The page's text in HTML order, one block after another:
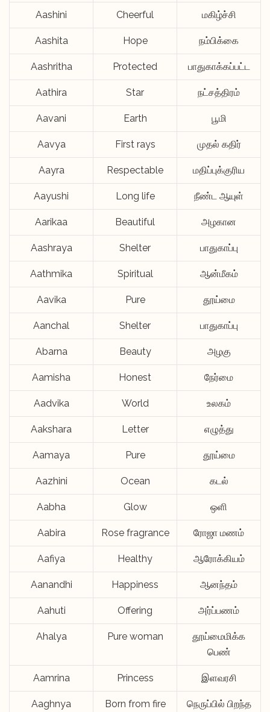
Aashini Cheerful மகிழ்ச்சி
Aashita Hope நம்பிக்கை
Aashritha Protected பாதுகாக்கப்பட்ட
Aathira Star நட்சத்திரம்
Aavani Earth பூமி
Aavya First rays முதல் கதிர்
Aayra Respectable மதிப்புக்குரிய
Aayushi Long life நீண்ட ஆயுள்
Aarikaa Beautiful அழகான
Aashraya Shelter பாதுகாப்பு
Aathmika Spiritual ஆன்மீகம்
Aavika Pure தூய்மை
Aanchal Shelter பாதுகாப்பு
Abarna Beauty அழகு
Aamisha Honest நேர்மை
Aadvika World உலகம்
Aakshara Letter எழுத்து
Aamaya Pure தூய்மை
Aazhini Ocean கடல்
Aabha Glow ஒளி
Aabira Rose fragrance ரோஜா மணம்
Aafiya Healthy ஆரோக்கியம்
Aanandhi Happiness ஆனந்தம்
Aahuti Offering அர்ப்பணம்
Ahalya Pure woman
தூய்மைமிக்க
பெண்
Aamrina Princess இளவரசி
Aaghnya Born from fire நெருப்பில் பிறந்த